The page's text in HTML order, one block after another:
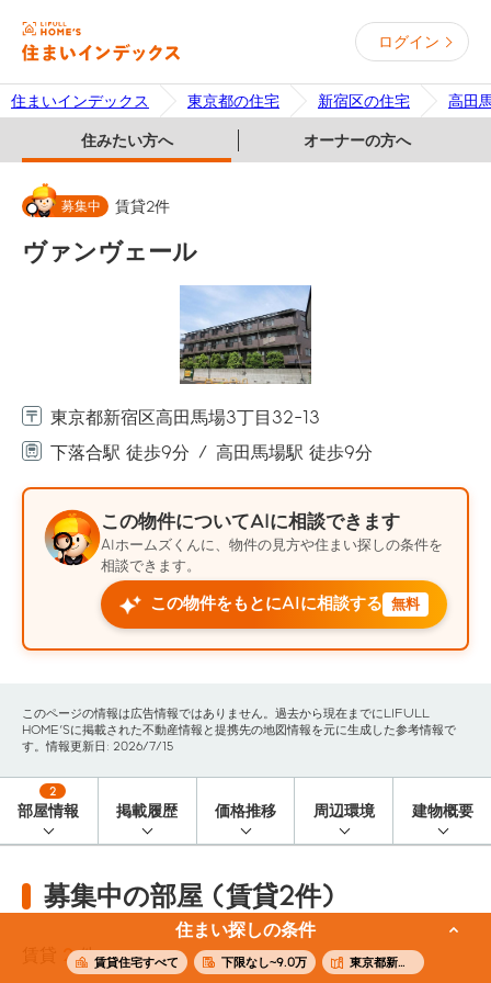
ログイン
住まいインデックス 東京都の住宅 新宿区の住宅 高田
住みたい方へ オーナーの方へ
住まい探しの条件
賃貸住宅すべて 下限なし~9.0万 東京都新宿区
募集中 賃貸2件
ヴァンヴェール
東京都新宿区高田馬場3丁目32-13
下落合駅 徒歩9分
高田馬場駅 徒歩9分
この物件についてAIに相談できます
AIホームズくんに、物件の見方や住まい探しの条件を
相談できます。
この物件をもとにAIに相談する 無料
このページの情報は広告情報ではありません。過去から現在までにLIFULL
HOME'Sに掲載された不動産情報と提携先の地図情報を元に生成した参考情報で
す。情報更新日: 2026/7/15
部屋情報
2
掲載履歴 価格推移 周辺環境 建物概要
募集中の部屋 (賃貸2件)
2 件